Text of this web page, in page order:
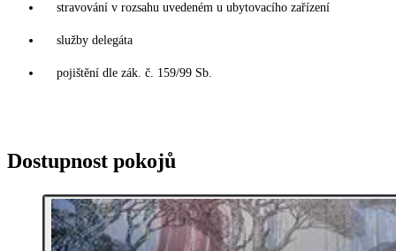
stravování v rozsahu uvedeném u ubytovacího zařízení
služby delegáta
pojištění dle zák. č. 159/99 Sb.
Dostupnost pokojů